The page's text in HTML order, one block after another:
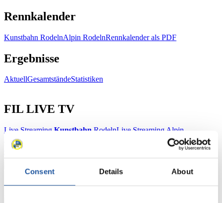
Consent Details About
Rennkalender
Kunstbahn RodelnAlpin RodelnRennkalender als PDF
Ergebnisse
AktuellGesamtständeStatistiken
FIL LIVE TV
Live Streaming Kunstbahn RodelnLive Streaming Alpin
Rodeln
Ergebnis-Live-Ticker Kunstbahn
Tippspiel
Naturbahn